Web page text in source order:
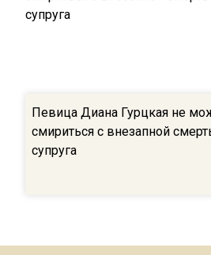
Певица Диана Гурцкая не
смириться с внезапной
супруга